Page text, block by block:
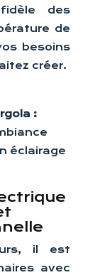
des
de
besoins
créer.
:
éclairage
il est
avec